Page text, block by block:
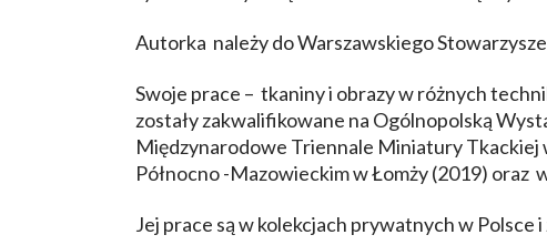
Autorka należy do Warszawskiego
Swoje prace – tkaniny i obrazy w różnych
zostały zakwalifikowane na Ogólnopolską
Międzynarodowe Triennale Miniatury
Północno -Mazowieckim w Łomży (2019) oraz
Jej prace są w kolekcjach prywatnych w Polsce i